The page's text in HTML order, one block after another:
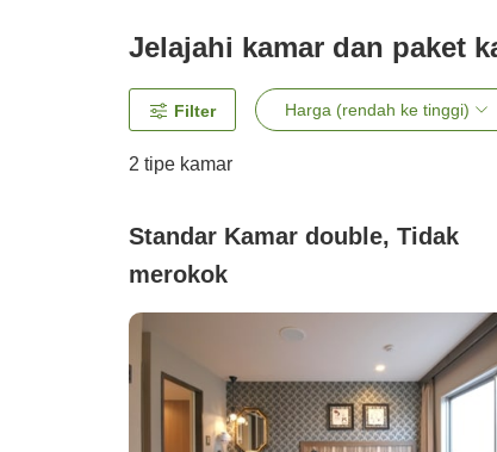
Jelajahi kamar dan paket
Filter Harga (rendah ke tinggi)
2 tipe kamar
Standar Kamar double, Tidak
merokok